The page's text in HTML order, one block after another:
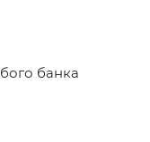
банка